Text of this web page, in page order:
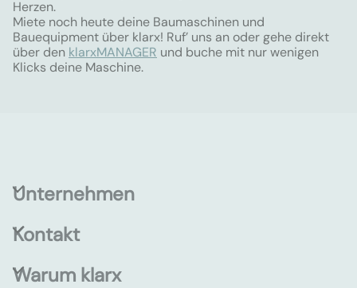
Herzen.
Miete noch heute deine Baumaschinen und
Bauequipment über klarx! Ruf’ uns an oder gehe direkt
über den klarxMANAGER und buche mit nur wenigen
Klicks deine Maschine.
Unternehmen
Kontakt
Warum klarx